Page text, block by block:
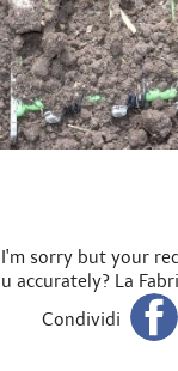
I'm sorry but your
accurately? La
Condividi